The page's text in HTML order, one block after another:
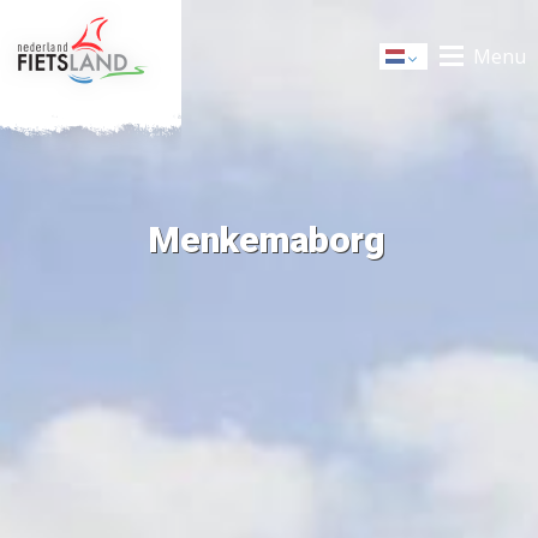
Dutch Menu
Menkemaborg